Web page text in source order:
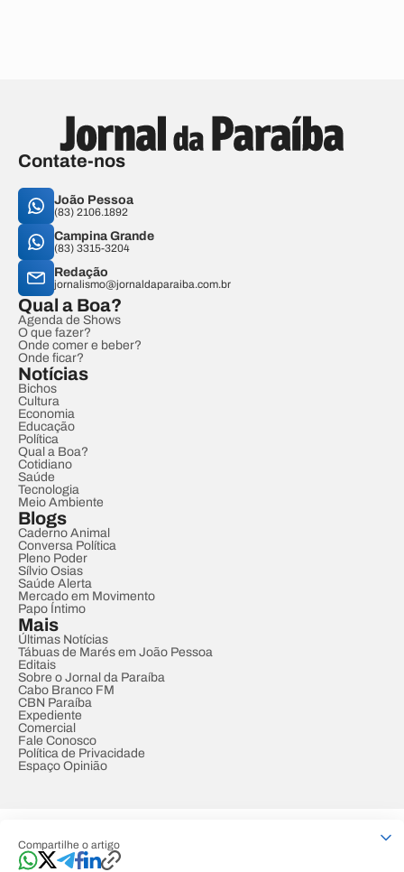
Compartilhe o artigo
Contate-nos
João Pessoa
(83) 2106.1892
Campina Grande
(83) 3315-3204
Redação
jornalismo@jornaldaparaiba.com.br
Qual a Boa?
Agenda de Shows
O que fazer?
Onde comer e beber?
Onde ficar?
Notícias
Bichos
Cultura
Economia
Educação
Política
Qual a Boa?
Cotidiano
Saúde
Tecnologia
Meio Ambiente
Blogs
Caderno Animal
Conversa Política
Pleno Poder
Sílvio Osias
Saúde Alerta
Mercado em Movimento
Papo Íntimo
Mais
Últimas Notícias
Tábuas de Marés em João Pessoa
Editais
Sobre o Jornal da Paraíba
Cabo Branco FM
CBN Paraíba
Expediente
Comercial
Fale Conosco
Política de Privacidade
Espaço Opinião
Developed by Designed by